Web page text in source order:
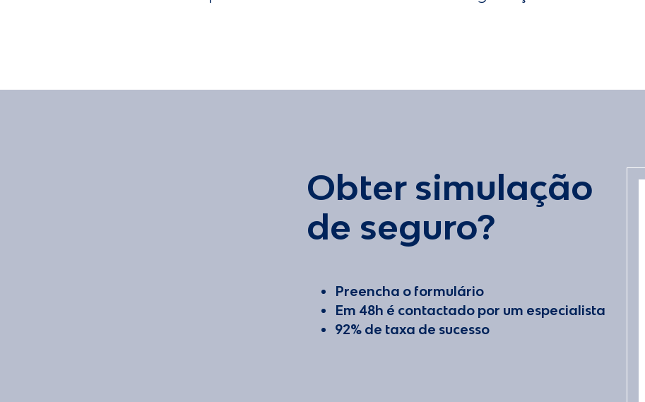
Obter simulação
de seguro?
Preencha o formulário
Em 48h é contactado por um especialista
92% de taxa de sucesso